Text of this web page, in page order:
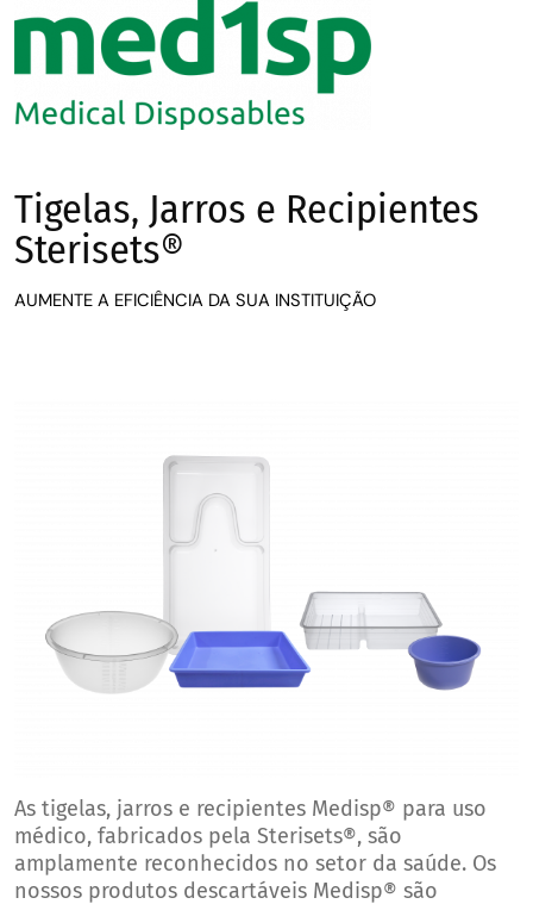
Tigelas, Jarros e Recipientes
Sterisets®
AUMENTE A EFICIÊNCIA DA SUA INSTITUIÇÃO
As tigelas, jarros e recipientes Medisp® para uso
médico, fabricados pela Sterisets®, são
amplamente reconhecidos no setor da saúde. Os
nossos produtos descartáveis Medisp® são